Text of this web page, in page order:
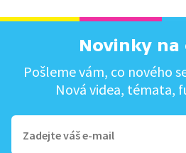
Novinky na
Pošleme vám, co nového
Nová videa, témata,